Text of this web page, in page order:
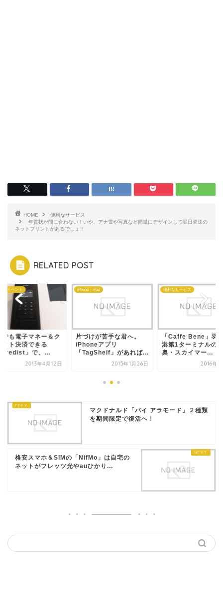
HOME
便利なサービス
年賀状が間に合わない！いや、アナ雪や写真など簡単にデザインして翌日発送の
ネットプリントがあるでしょ！
RELATED POST
ーイベント
でも電子マネー＆ク
ット決済できる
」で、...
2013年4月12日
iPhone・iPad
片づけが苦手な君へ。
iPhoneアプリ
「TagShelf」があれば...
2015年1月26日
便利なサービス
「Caffe Bene」羽
港第1ターミナルの
奥・スカイマー...
2016年7
マクドナルド「パイ アラモード」２種類
を期間限定で復活へ！
格安スマホ＆SIMの「NifMo」は自宅の
ネットがフレッツ光やauひかり...